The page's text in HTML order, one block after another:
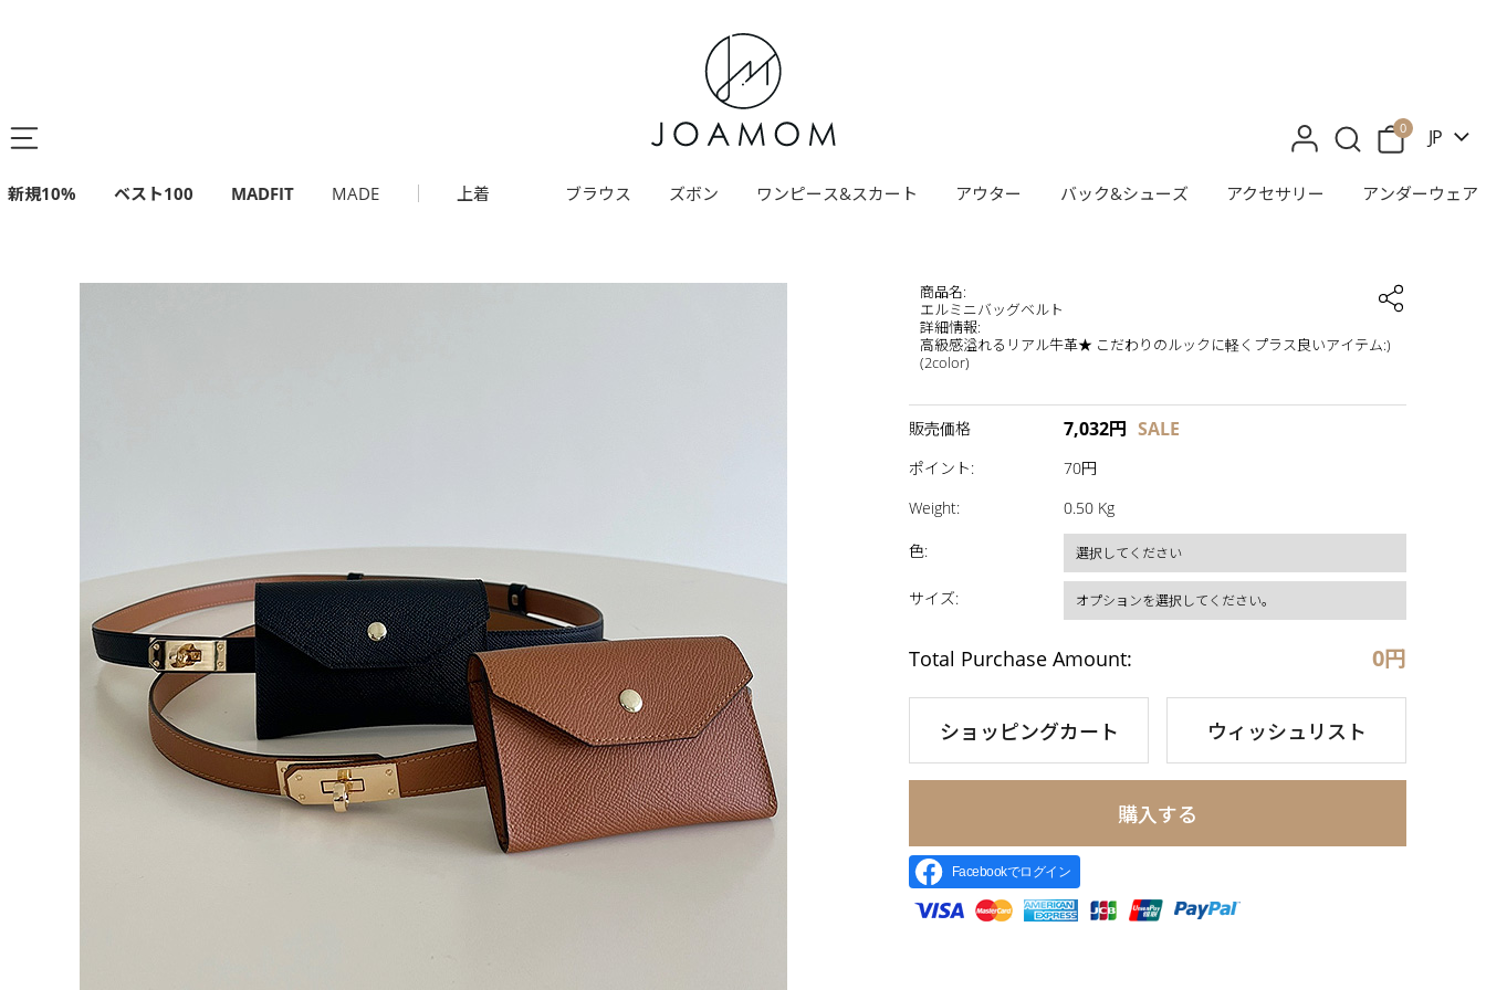
0 JP
新規10% ベスト100 MADFIT MADE 上着 ブラウス ズボン ワンピース&スカート アウター バック&シューズ アクセサリー アンダーウェア
商品名:
エルミニバッグベルト
詳細情報:
高級感溢れるリアル牛革★ こだわりのルックに軽くプラス良いアイテム:)
(2color)
販売価格 7,032円 SALE
ポイント:
70円
Weight: 0.50 Kg
色:
サイズ:
Total Purchase Amount: 0円
ショッピングカート ウィッシュリスト
購入する
Facebookでログイン